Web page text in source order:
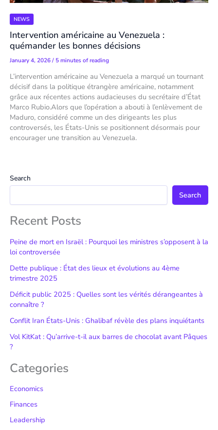
NEWS
Intervention américaine au Venezuela :
quémander les bonnes décisions
January 4, 2026/ 5 minutes of reading
L’intervention américaine au Venezuela a marqué un tournant
décisif dans la politique étrangère américaine, notamment
grâce aux récentes actions audacieuses du secrétaire d’État
Marco Rubio.Alors que l’opération a abouti à l’enlèvement de
Maduro, considéré comme un des dirigeants les plus
controversés, les États-Unis se positionnent désormais pour
encourager une transition au Venezuela.
Search
Search
Recent Posts
Peine de mort en Israël : Pourquoi les ministres s’opposent à la
loi controversée
Dette publique : État des lieux et évolutions au 4ème
trimestre 2025
Déficit public 2025 : Quelles sont les vérités dérangeantes à
connaître ?
Conflit Iran États-Unis : Ghalibaf révèle des plans inquiétants
Vol KitKat : Qu’arrive-t-il aux barres de chocolat avant Pâques
?
Categories
Economics
Finances
Leadership